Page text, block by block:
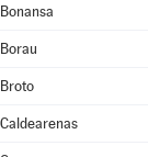
Bonansa
Borau
Broto
Caldearenas